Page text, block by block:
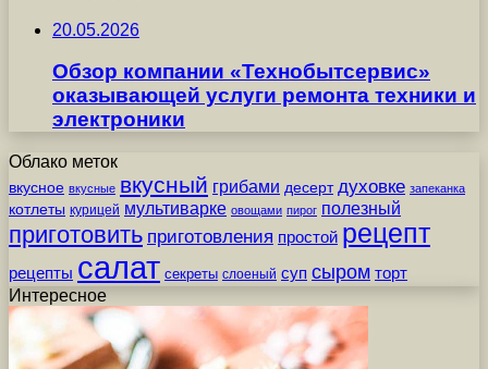
20.05.2026
Обзор компании «Технобытсервис»
оказывающей услуги ремонта техники и
электроники
Облако меток
вкусное вкусные вкусный грибами десерт духовке запеканка
котлеты курицей мультиварке овощами пирог полезный
приготовить приготовления простой рецепт
рецепты салат секреты слоеный суп сыром торт
Интересное